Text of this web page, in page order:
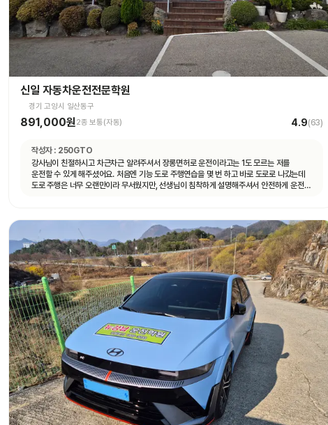
신일 자동차운전전문학원
경기 고양시 일산동구
891,000원2종 보통(자동) 4.9(63)
작성자 : 250GTO
강사님이 친절하시고 차근차근 알려주셔서 장롱면허로 운전이라고는 1도 모르는 저를
운전할 수 있게 해주셨어요. 처음엔 기능 도로 주행연습을 몇 번 하고 바로 도로로 나갔는데
도로 주행은 너무 오랜만이라 무서웠지만, 선생님이 침착하게 설명해주셔서 안전하게 운전할